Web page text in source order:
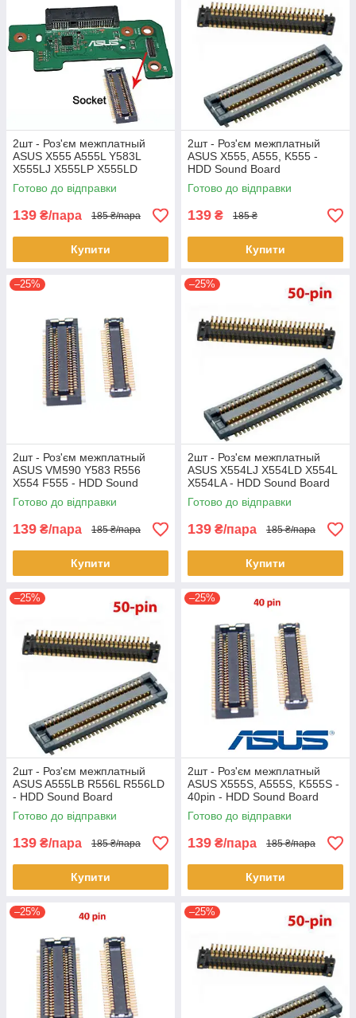
2шт - Роз'єм межплатный
ASUS X555 A555L Y583L
X555LJ X555LP X555LD
F555L - HDD Sound Board
Готово до відправки
139 ₴/пара 185 ₴/пара
Купити
2шт - Роз'єм межплатный
ASUS X555, A555, K555 -
HDD Sound Board
Готово до відправки
139 ₴ 185 ₴
Купити
–25%
2шт - Роз'єм межплатный
ASUS VM590 Y583 R556
X554 F555 - HDD Sound
Board
Готово до відправки
139 ₴/пара 185 ₴/пара
Купити
–25%
2шт - Роз'єм межплатный
ASUS X554LJ X554LD X554L
X554LA - HDD Sound Board
Готово до відправки
139 ₴/пара 185 ₴/пара
Купити
–25%
2шт - Роз'єм межплатный
ASUS A555LB R556L R556LD
- HDD Sound Board
Готово до відправки
139 ₴/пара 185 ₴/пара
Купити
–25%
2шт - Роз'єм межплатный
ASUS X555S, A555S, K555S -
40pin - HDD Sound Board
Готово до відправки
139 ₴/пара 185 ₴/пара
Купити
–25% –25%